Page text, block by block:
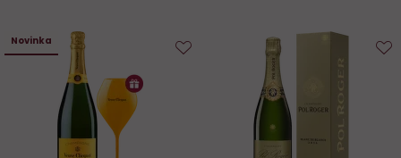
Novinka
obľúbených